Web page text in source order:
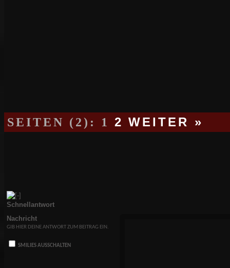
SEITEN (2): 1 2 WEITER »
Schnellantwort
Nachricht
GIB HIER DEINE ANTWORT ZUM BEITRAG EIN.
SMILIES AUSSCHALTEN